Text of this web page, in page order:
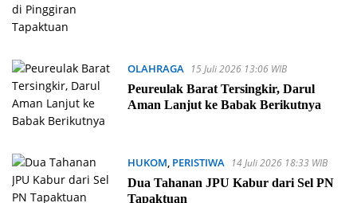
OLAHRAGA
15 Juli 2026 13:06 WIB
Peureulak Barat Tersingkir, Darul
Aman Lanjut ke Babak Berikutnya
HUKOM, PERISTIWA
14 Juli 2026 18:33 WIB
Dua Tahanan JPU Kabur dari Sel PN
Tapaktuan